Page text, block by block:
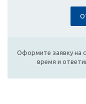
Оформите заявку на
время и